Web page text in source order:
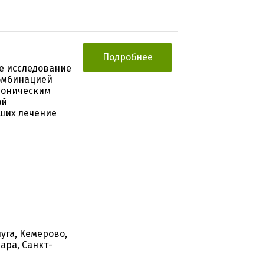
исследование
лечение
Кемерово,
Санкт-
Подробнее